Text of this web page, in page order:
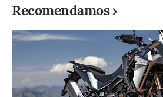
Recomendamos